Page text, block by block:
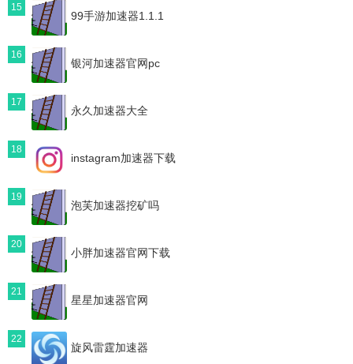
15
99手游加速器1.1.1
16
银河加速器官网pc
17
永久加速器大全
18
instagram加速器下载
19
泡芙加速器挖矿吗
20
小胖加速器官网下载
21
星星加速器官网
22
旋风雷霆加速器